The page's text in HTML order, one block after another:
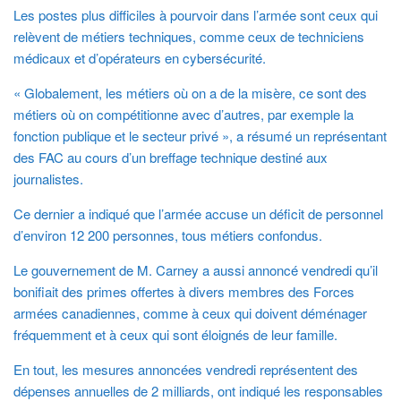
Les postes plus difficiles à pourvoir dans l’armée sont ceux qui
relèvent de métiers techniques, comme ceux de techniciens
médicaux et d’opérateurs en cybersécurité.
« Globalement, les métiers où on a de la misère, ce sont des
métiers où on compétitionne avec d’autres, par exemple la
fonction publique et le secteur privé », a résumé un représentant
des FAC au cours d’un breffage technique destiné aux
journalistes.
Ce dernier a indiqué que l’armée accuse un déficit de personnel
d’environ 12 200 personnes, tous métiers confondus.
Le gouvernement de M. Carney a aussi annoncé vendredi qu’il
bonifiait des primes offertes à divers membres des Forces
armées canadiennes, comme à ceux qui doivent déménager
fréquemment et à ceux qui sont éloignés de leur famille.
En tout, les mesures annoncées vendredi représentent des
dépenses annuelles de 2 milliards, ont indiqué les responsables